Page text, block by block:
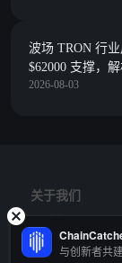
波场 TRON 行
$62000 支撑，
的 Morpho
2026-08-03
关于我们
风险提示
与创新者共